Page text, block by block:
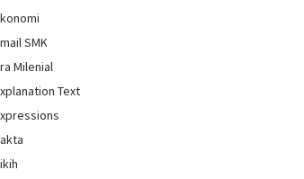
SMK
Milenial
Text